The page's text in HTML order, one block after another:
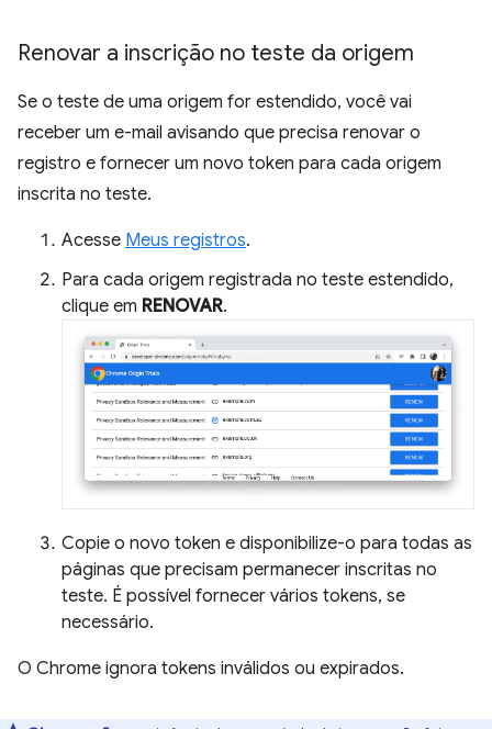
Renovar a inscrição no teste da origem
Se o teste de uma origem for estendido, você vai
receber um e-mail avisando que precisa renovar o
registro e fornecer um novo token para cada origem
inscrita no teste.
Acesse Meus registros.
Para cada origem registrada no teste estendido,
clique em RENOVAR.
Copie o novo token e disponibilize-o para todas as
páginas que precisam permanecer inscritas no
teste. É possível fornecer vários tokens, se
necessário.
O Chrome ignora tokens inválidos ou expirados.